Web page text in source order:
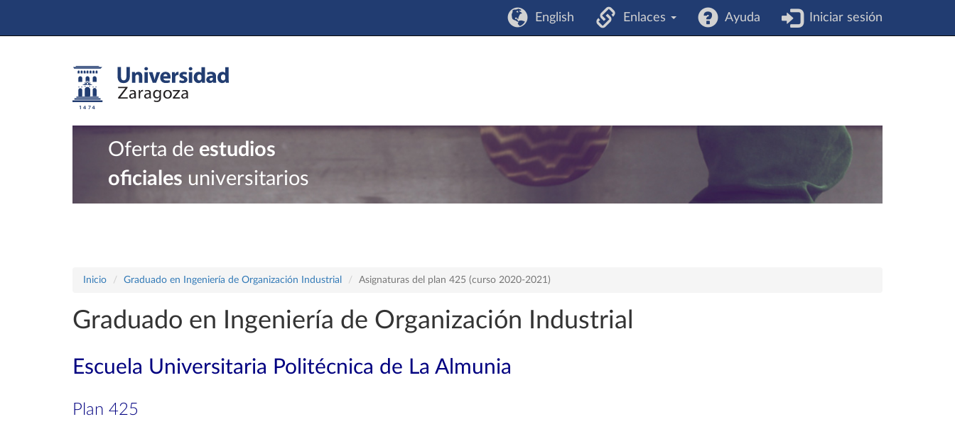
English Enlaces Ayuda Iniciar sesión
Oferta de estudios
oficiales universitarios
Inicio Graduado en Ingeniería de Organización Industrial Asignaturas del plan 425 (curso 2020-2021)
Graduado en Ingeniería de Organización Industrial
Escuela Universitaria Politécnica de La Almunia
Plan 425